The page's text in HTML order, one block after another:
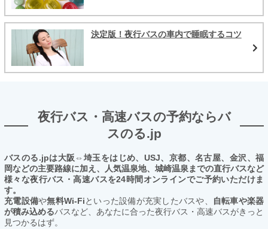
決定版！夜行バスの車内で睡眠するコツ
夜行バス・高速バスの予約ならバ
スのる.jp
バスのる.jpは大阪⇔埼玉をはじめ、USJ、京都、名古屋、金沢、福
岡などの主要路線に加え、人気温泉地、城崎温泉までの直行バスなど
様々な夜行バス・高速バスを24時間オンラインでご予約いただけま
す。
充電設備や無料Wi-Fiといった設備が充実したバスや、
自転車や楽器
が積み込めるバスなど、あなたに合った夜行バス・高速バスがきっと
見つかるはず。